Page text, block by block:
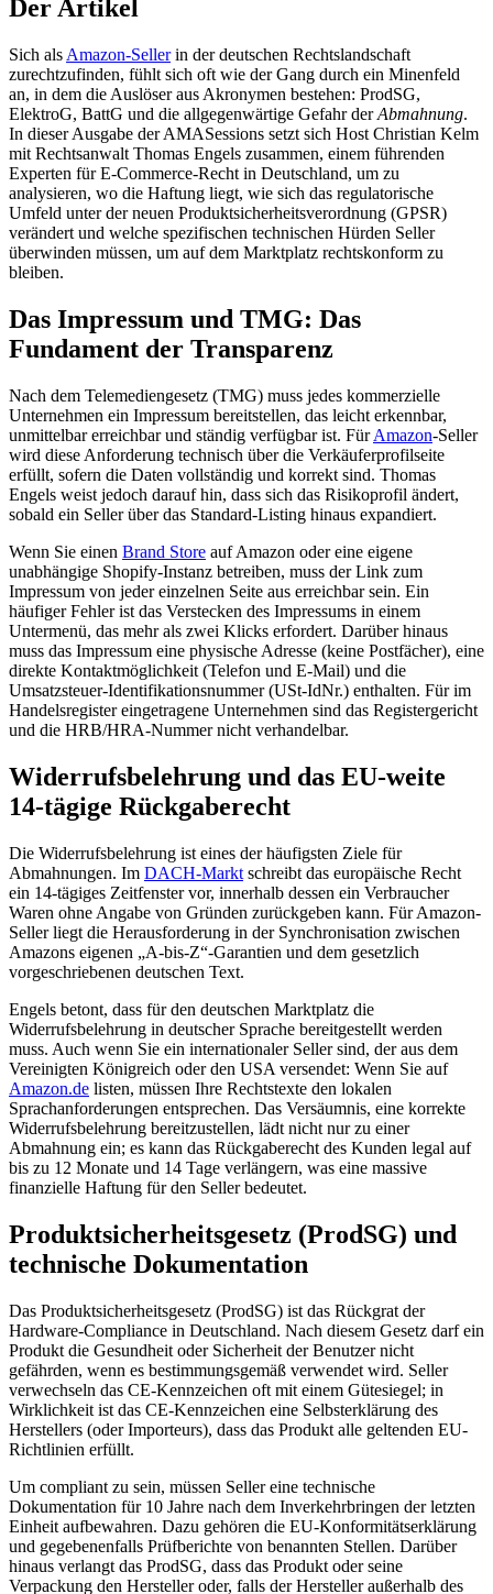
Der Artikel
Sich als Amazon-Sellerin der deutschen Rechtslandschaft
zurechtzufinden, fühlt sich oft wie der Gang durch ein Minenfeld
an, in dem die Auslöser aus Akronymen bestehen: ProdSG,
ElektroG, BattG und die allgegenwärtige Gefahr derAbmahnung.
In dieser Ausgabe der AMASessions setzt sich Host Christian Kelm
mit Rechtsanwalt Thomas Engels zusammen, einem führenden
Experten für E-Commerce-Recht in Deutschland, um zu
analysieren, wo die Haftung liegt, wie sich das regulatorische
Umfeld unter der neuen Produktsicherheitsverordnung (GPSR)
verändert und welche spezifischen technischen Hürden Seller
überwinden müssen, um auf dem Marktplatz rechtskonform zu
bleiben.
Das Impressum und TMG: Das
Fundament der Transparenz
Nach dem Telemediengesetz (TMG) muss jedes kommerzielle
Unternehmen ein Impressum bereitstellen, das leicht erkennbar,
unmittelbar erreichbar und ständig verfügbar ist. FürAmazon-Seller
wird diese Anforderung technisch über die Verkäuferprofilseite
erfüllt, sofern die Daten vollständig und korrekt sind. Thomas
Engels weist jedoch darauf hin, dass sich das Risikoprofil ändert,
sobald ein Seller über das Standard-Listing hinaus expandiert.
Wenn Sie einen Brand Store auf Amazon oder eine eigene
unabhängige Shopify-Instanz betreiben, muss der Link zum
Impressum von jeder einzelnen Seite aus erreichbar sein. Ein
häufiger Fehler ist das Verstecken des Impressums in einem
Untermenü, das mehr als zwei Klicks erfordert. Darüber hinaus
muss das Impressum eine physische Adresse (keine Postfächer), eine
direkte Kontaktmöglichkeit (Telefon und E-Mail) und die
Umsatzsteuer-Identifikationsnummer (USt-IdNr.) enthalten. Für im
Handelsregister eingetragene Unternehmen sind das Registergericht
und die HRB/HRA-Nummer nicht verhandelbar.
Widerrufsbelehrung und das EU-weite
14-tägige Rückgaberecht
Die Widerrufsbelehrung ist eines der häufigsten Ziele für
Abmahnungen. Im DACH-Markt schreibt das europäische Recht
ein 14-tägiges Zeitfenster vor, innerhalb dessen ein Verbraucher
Waren ohne Angabe von Gründen zurückgeben kann. Für Amazon-
Seller liegt die Herausforderung in der Synchronisation zwischen
Amazons eigenen „A-bis-Z“-Garantien und dem gesetzlich
vorgeschriebenen deutschen Text.
Engels betont, dass für den deutschen Marktplatz die
Widerrufsbelehrung in deutscher Sprache bereitgestellt werden
muss. Auch wenn Sie ein internationaler Seller sind, der aus dem
Vereinigten Königreich oder den USA versendet: Wenn Sie auf
Amazon.de listen, müssen Ihre Rechtstexte den lokalen
Sprachanforderungen entsprechen. Das Versäumnis, eine korrekte
Widerrufsbelehrung bereitzustellen, lädt nicht nur zu einer
Abmahnung ein; es kann das Rückgaberecht des Kunden legal auf
bis zu 12 Monate und 14 Tage verlängern, was eine massive
finanzielle Haftung für den Seller bedeutet.
Produktsicherheitsgesetz (ProdSG) und
technische Dokumentation
Das Produktsicherheitsgesetz (ProdSG) ist das Rückgrat der
Hardware-Compliance in Deutschland. Nach diesem Gesetz darf ein
Produkt die Gesundheit oder Sicherheit der Benutzer nicht
gefährden, wenn es bestimmungsgemäß verwendet wird. Seller
verwechseln das CE-Kennzeichen oft mit einem Gütesiegel; in
Wirklichkeit ist das CE-Kennzeichen eine Selbsterklärung des
Herstellers (oder Importeurs), dass das Produkt alle geltenden EU-
Richtlinien erfüllt.
Um compliant zu sein, müssen Seller eine technische
Dokumentation für 10 Jahre nach dem Inverkehrbringen der letzten
Einheit aufbewahren. Dazu gehören die EU-Konformitätserklärung
und gegebenenfalls Prüfberichte von benannten Stellen. Darüber
hinaus verlangt das ProdSG, dass das Produkt oder seine
Verpackung den Hersteller oder, falls der Hersteller außerhalb des